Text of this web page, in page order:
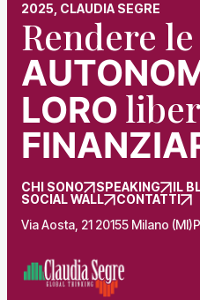
2025, CLAUDIA SEGRE
Rendere le
LORO
CHI SONO SPEAKING
IL
SOCIAL WALL
CONTATTI
Via Aosta, 21 20155 Milano (MI)